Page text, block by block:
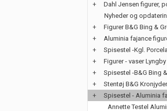
+
Dahl Jensen figurer,
Nyheder og
+
Figurer B&G Bing &
+
Aluminia fajance
+
Spisestel -Kgl.
+
Figurer - vaser Lyngby
+
Spisestel -B&G Bing
+
Stentøj B&G
+
Spisestel - Aluminia
Annette Testel